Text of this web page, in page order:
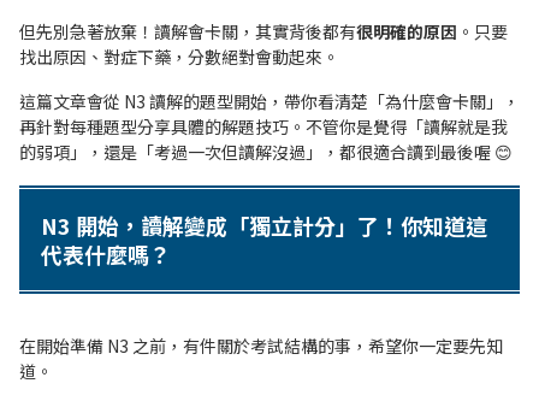
但先別急著放棄！讀解會卡關，其實背後都有很明確的原因 。只要
找出原因、對症下藥，分數絕對會動起來。
這篇文章會從 N3 讀解的題型開始，帶你看清楚「為什麼會卡關」，
再針對每種題型分享具體的解題技巧。不管你是覺得「讀解就是我
的弱項」，還是「考過一次但讀解沒過」，都很適合讀到最後喔 😊
N3 開始，讀解變成「獨立計分」了！你知道這
代表什麼嗎？
在開始準備 N3 之前，有件關於考試結構的事，希望你一定要先知
道。